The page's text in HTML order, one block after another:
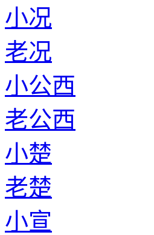
小况
老况
小公西
老公西
小楚
老楚
小宣